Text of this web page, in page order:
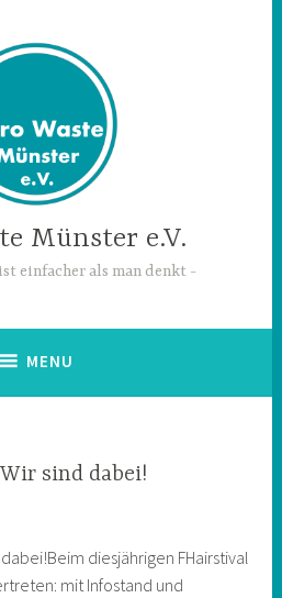
Münster e.V.
einfacher als man denkt
MENU
sind dabei!
diesjährigen FHairstival
mit Infostand und